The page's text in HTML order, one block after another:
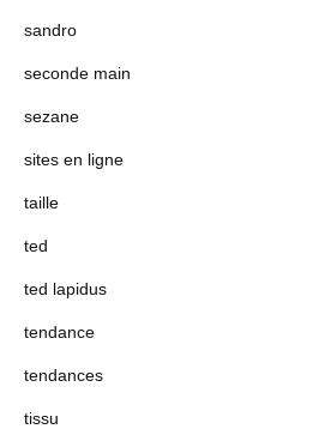
sandro
seconde main
sezane
sites en ligne
taille
ted
ted lapidus
tendance
tendances
tissu